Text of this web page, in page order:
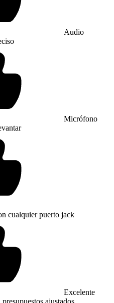
Audio
Micrófono
cualquier puerto jack
Excelente
ajustados